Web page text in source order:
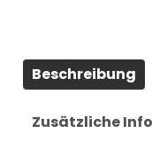
x
19
|
Beschreibung
Zusätzliche